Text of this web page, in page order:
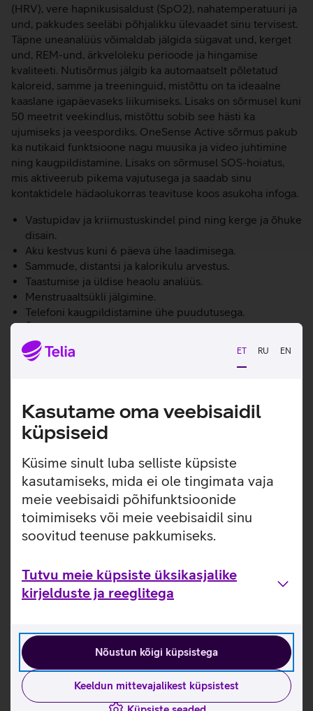
ET RU EN
Kasutame oma veebisaidil
küpsiseid
Küsime sinult luba selliste küpsiste
kasutamiseks, mida ei ole tingimata vaja
meie veebisaidi põhifunktsioonide
toimimiseks või meie veebisaidil sinu
soovitud teenuse pakkumiseks.
Tutvu meie küpsiste üksikasjalike
kirjelduste ja reeglitega
Nõustun kõigi küpsistega
Keeldun mittevajalikest küpsistest
(HRV), vere hapnikusisaldust (SpO2), nahatemperatuuri ja
und, pakkudes seeläbi põhjalikku ülevaadet sinu tervisest.
Täpne uneanalüüs võimaldab jälgida sügavat und, kerget
und, REM-und, ärkveloleku perioode ja hingamise
kvaliteeti. Nutisõrmus jälgib ka automaatselt põletatud
kaloreid, samme ja treeninguid, mistõttu on ta ideaalne
kaaslane igapäevaseks liikumiseks. Lisaks on sõrmusel kuni
50 meetrit veekindlus, mistõttu sobib see hästi ka
ujumiseks ja veespordiks. OneSense Active sõrmus pakub
ka nutikaid funktsioone nagu muusika ja video juhtimine
ning kaugpildistamine. Lisaks on sõrmusel SOS-hoiatus,
mis aktiveerub pikema vajutusega ja saadab sinu
kontaktidele hädaolukorras teavituse koos asukoha infoga.
Vastupidav ja kriimustuskindel pind ning kerge ja õhuke
disain.
Aku kestvus kuni 6 päeva ühe laadimisega.
Sammude, distantsi ja kalorikulu arvestus.
Taastumise ja üldise heaolu analüüs.
Menstruaaltsükli jälgimine.
Telefoni kaugpildistamine ühe puudutusega.
Žestikontroll mugavaks kasutamiseks.
Bluetooth-ühendus sünkroonimiseks.
Täielik ühilduvus Momax Sense rakendusega.
Tootja kiirjuhend nutisõrmusele Momax OneSense
Active_EST
Tutvu nutisõrmuse Momax OneSense Active omaduste
ja kasutusviisidega tootja kodulehel
Momax nutisõrmuse mõõtmise juhised
Seotud artiklid ja videod